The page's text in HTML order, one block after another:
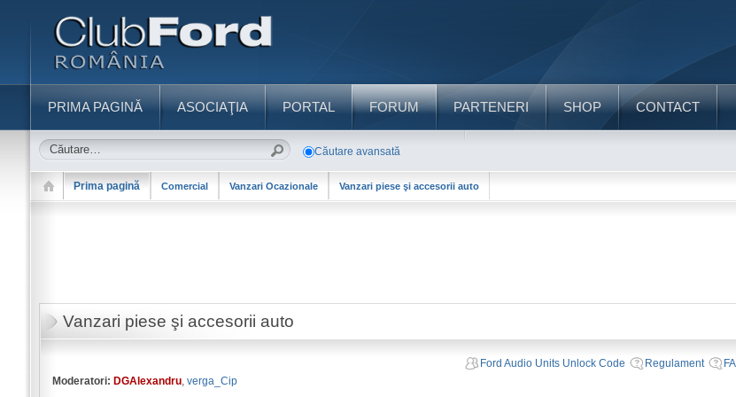
PRIMA PAGINĂ ASOCIAŢIA PORTAL FORUM PARTENERI SHOP CONTACT
Căutare avansată
Prima pagină Comercial Vanzari Ocazionale Vanzari piese şi accesorii auto
Vanzari piese şi accesorii auto
Ford Audio Units Unlock Code Regulament
Moderatori: DGAlexandru, verga_Cip